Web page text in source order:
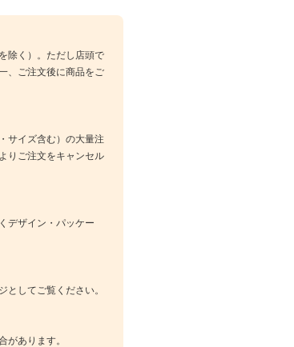
除く）。ただし店頭で
、ご注文後に商品をご
サイズ含む）の大量注
りご注文をキャンセル
デザイン・パッケー
してご覧ください。
あります。